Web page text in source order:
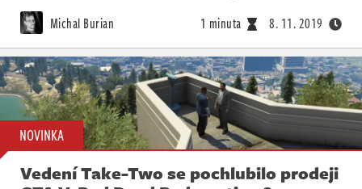
Michal Burian 1 minuta 8. 11. 2019
NOVINKA
Vedení Take-Two se pochlubilo prodeji